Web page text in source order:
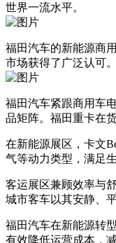
世界一流水平。
福田汽车的新能源商
市场获得了广泛认可
福田汽车紧跟商用车
品矩阵。福田重卡在
在新能源展区，卡文
气等动力类型，满足
客运展区兼顾效率与
城市客车以其安静、
福田汽车在新能源转
有效降低运营成本，